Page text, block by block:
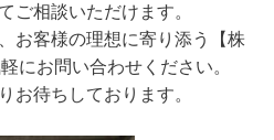
ご相談いただけます。
お客様の理想に寄り添う【株
にお問い合わせください。
お待ちしております。